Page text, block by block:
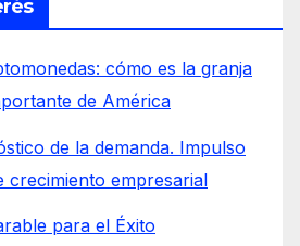
cómo es la granja
de América
de la demanda. Impulso
crecimiento empresarial
para el Éxito